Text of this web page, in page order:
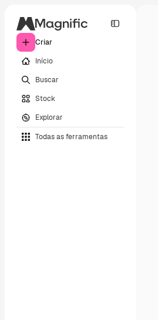
Criar
Início
Buscar
Stock
Explorar
Todas as ferramentas